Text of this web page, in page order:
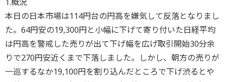
本日の日本市場は114円台の円高を嫌気して反落となりまし
た。64円安の19,300円と小幅に下げて寄り付いた日経平均
は円高を警戒した売りが出て下げ幅を広げ取引開始30分余
りで270円安近くまで下落しました。しかし、朝方の売りが
一巡するなか19,100円を割り込んだところで下げ渋るとや